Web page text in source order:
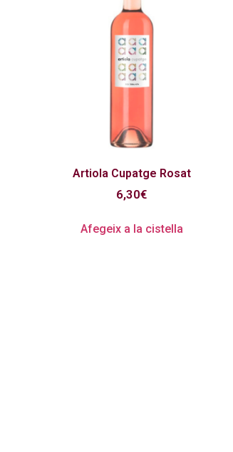
Artiola Cupatge Rosat
6,30€
Afegeix a la cistella